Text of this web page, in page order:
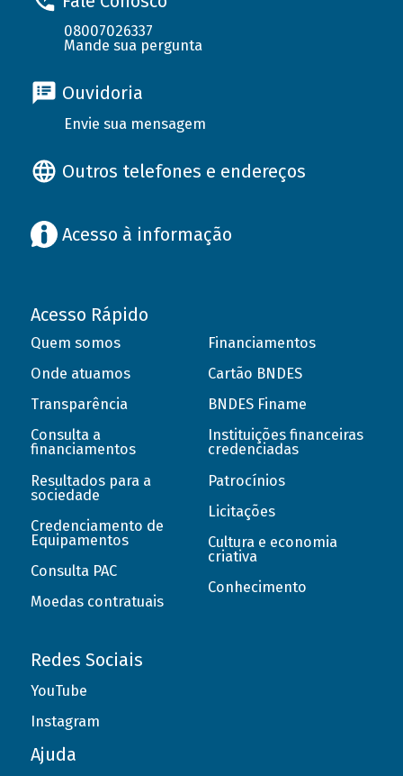
08007026337
Mande sua pergunta
Ouvidoria
Envie sua mensagem
Outros telefones e endereços
Acesso à informação
Acesso Rápido
Quem somos
Onde atuamos
Transparência
Consulta a
financiamentos
Resultados para a
sociedade
Credenciamento de
Equipamentos
Consulta PAC
Moedas contratuais
Financiamentos
Cartão BNDES
BNDES Finame
Instituições financeiras
credenciadas
Patrocínios
Licitações
Cultura e economia
criativa
Conhecimento
Redes Sociais
YouTube
Instagram
Ajuda